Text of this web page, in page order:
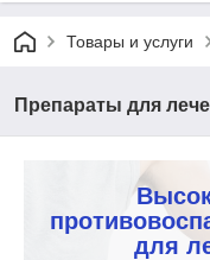
Товары и услуги
Препараты для
для